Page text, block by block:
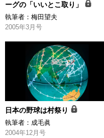
ーグの「いいとこ取り」
執筆者： 梅田望夫
2005年3月号
日本の野球は村祭り
執筆者： 成毛眞
2004年12月号